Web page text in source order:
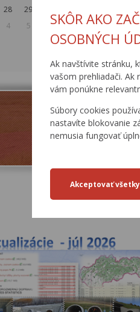
SKÔR AKO
OSOBNÝCH
Ak navštívite stránku,
vašom prehliadači. Ak
vám ponúkne
Súbory cookies
nastavíte blokovanie
nemusia fungovať
28 29
4 5 6
INSPIRE
SLUŽBY